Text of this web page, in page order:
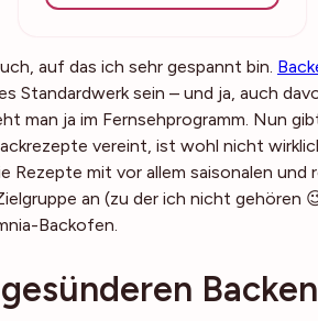
auf das ich sehr gespannt bin.
Standardwerk sein – und ja, auch
man ja im Fernsehprogramm. Nun
vereint, ist wohl nicht
Rezepte mit vor allem saisonalen und
an (zu der ich nicht gehören
Backofen.
Backen